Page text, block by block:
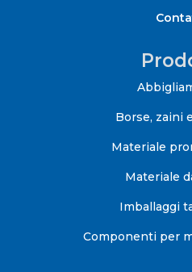
Borse, zaini
Materiale
Materiale
Imballaggi
Componenti per